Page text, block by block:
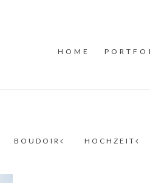
HOME
BOUDOIR HOCHZEIT